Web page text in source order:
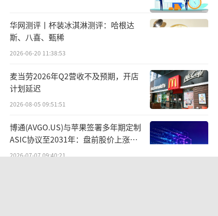
一系列增量政策的推出，险资投资空间进
一步拓宽，长期资金入市将加速。国寿资产有
关负责人解读表示，股票投资风险因子调降1
占用，释放更多资金用于股票市场投资。结合
此前保险资金权益投资比例上限提升的政策背
景，保险公司有望加大对高成长性板块的配置
力度，增强资本市场流动性。
谈及后市险资投资情况，柏文喜预测，未
华网测评丨杯装冰淇淋测评：哈根达
斯、八喜、甄稀
2026-06-20 11:38:53
麦当劳2026年Q2营收不及预期，开店
计划延迟
2026-08-05 09:51:51
博通(AVGO.US)与苹果签署多年期定制
ASIC协议至2031年：盘前股价上涨，
20%年收入基本盘可见度提升
2026-07-07 09:40:21